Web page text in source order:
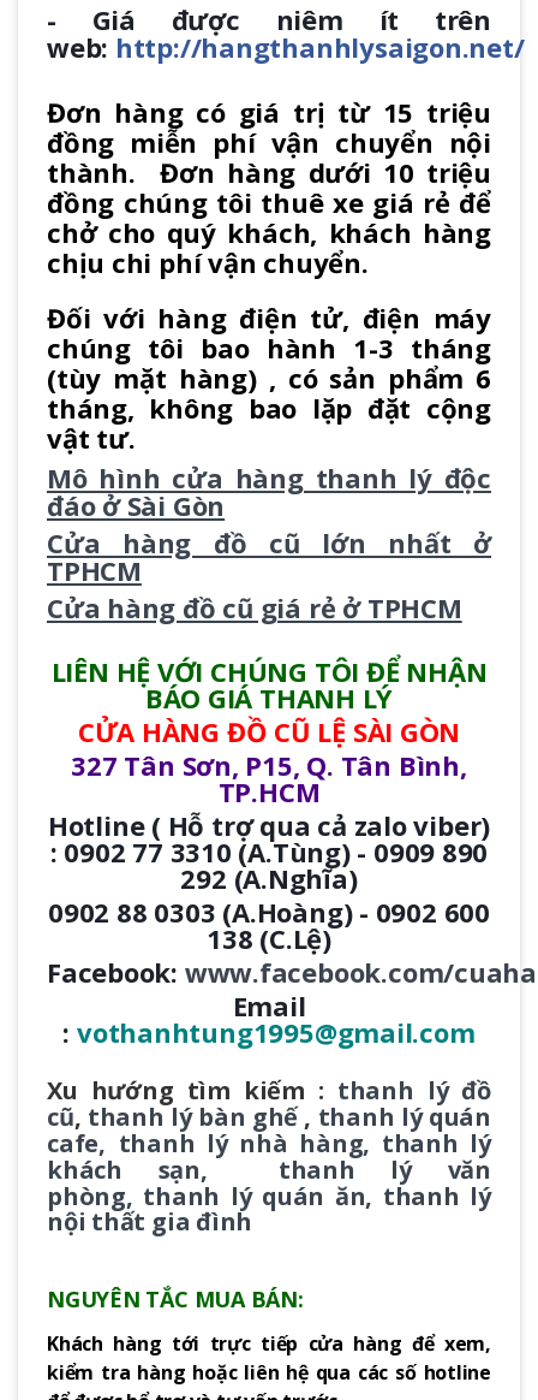
- Giá được niêm ít trên
web: http://hangthanhlysaigon.net/
Đơn hàng có giá trị từ 15 triệu
đồng miễn phí vận chuyển nội​
thành. Đơn hàng dưới 10 triệu
đồng chúng tôi thuê xe giá rẻ để
chở cho quý khách, khách hàng
chịu chi phí vận chuyển.
Đối với hàng điện tử, điện máy
chúng tôi bao hành 1-3 tháng
(tùy mặt hàng) , có sản phẩm 6
tháng, không bao lặp đặt cộng
vật tư.
Mô hình cửa hàng thanh lý độc
đáo ở Sài Gòn
Cửa hàng đồ cũ lớn nhất ở
TPHCM
Cửa hàng đồ cũ giá rẻ ở TPHCM
LIÊN HỆ VỚI CHÚNG TÔI ĐỂ NHẬN
BÁO GIÁ THANH LÝ
CỬA HÀNG ĐỒ CŨ LỆ SÀI GÒN
327 Tân Sơn, P15, Q. Tân Bình,
TP.HCM
Hotline ( Hỗ trợ qua cả zalo viber)
: 0902 77 3310 (A.Tùng) - 0909 890
292 (A.Nghĩa)
0902 88 0303 (A.Hoàng) - 0902 600
138 (C.Lệ)
Facebook: www.facebook.com/
Email
:vothanhtung1995@gmail.com
Xu hướng tìm kiếm : thanh lý đồ
cũ, thanh lý bàn ghế , thanh lý quán
cafe, thanh lý nhà hàng, thanh lý
khách sạn,
thanh lý văn
phòng, thanh lý quán ăn, thanh lý
nội thất gia đình
NGUYÊN TẮC MUA BÁN:
Khách hàng tới trực tiếp cửa hàng để xem,
kiểm tra hàng hoặc liên hệ qua các số hotline